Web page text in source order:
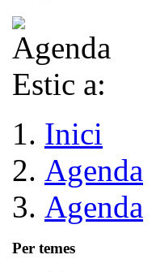
Estic a:
Inici
Agenda
Agenda
Per temes